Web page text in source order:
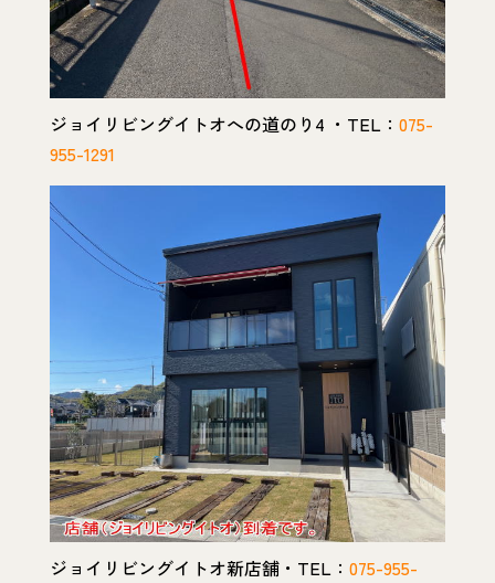
ジョイリビングイトオへの道のり4 ・TEL： 075-
955-1291
ジョイリビングイトオ新店舗・TEL： 075-955-